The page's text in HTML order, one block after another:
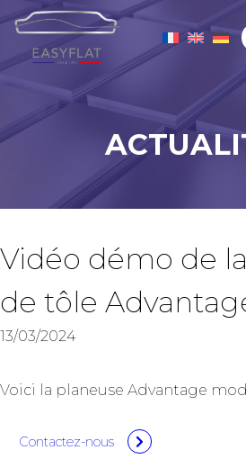
Vidéo démo de
de tôle
13/03/2024
Voici la planeuse Advantage
Contactez-nous